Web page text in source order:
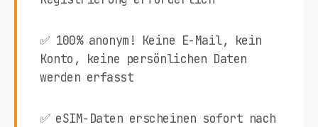
✅ 100% anonym! Keine E-Mail, kein
Konto, keine persönlichen Daten
werden erfasst
✅ eSIM-Daten erscheinen sofort nach